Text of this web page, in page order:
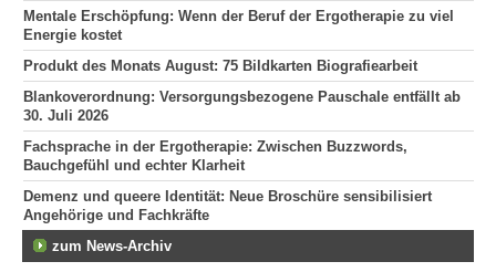
Mentale Erschöpfung: Wenn der Beruf der Ergotherapie zu viel
Energie kostet
Produkt des Monats August: 75 Bildkarten Biografiearbeit
Blankoverordnung: Versorgungsbezogene Pauschale entfällt ab
30. Juli 2026
Fachsprache in der Ergotherapie: Zwischen Buzzwords,
Bauchgefühl und echter Klarheit
Demenz und queere Identität: Neue Broschüre sensibilisiert
Angehörige und Fachkräfte
zum News-Archiv